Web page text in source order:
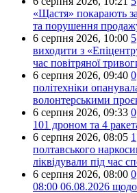
«Щастя» покарають
та порушення
6 серпня 2026, 10:00 5
виходити з
час повітряної
6 серпня 2026, 09:40 0
політехніки
волонтерськими
6 серпня 2026, 09:33 0
101 дроном та 4
6 серпня 2026, 08:05 1
полтавського
ліквідували під час
6 серпня 2026, 08:00 0
08:00 06.08.2026 щодо